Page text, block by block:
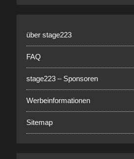
über stage223
FAQ
stage223 – Sponsoren
Werbeinformationen
Sitemap